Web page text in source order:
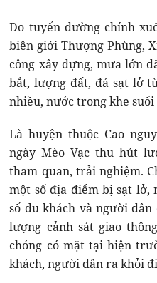
Do tuyến đường chính
biên giới Thượng Phùng,
công xây dựng, mưa lớn
bắt, lượng đất, đá sạt lở
nhiều, nước trong khe suối
Là huyện thuộc Cao
ngày Mèo Vạc thu hút
tham quan, trải nghiệm.
một số địa điểm bị sạt lở,
số du khách và người
lượng cảnh sát giao
chóng có mặt tại hiện
khách, người dân ra khỏi